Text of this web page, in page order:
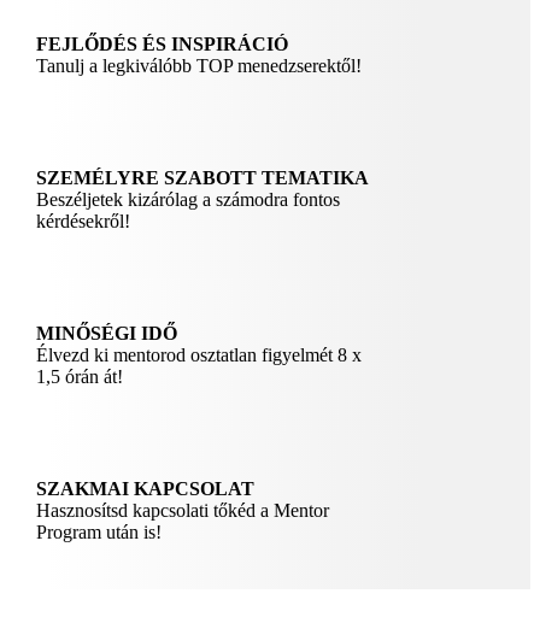
FEJLŐDÉS ÉS INSPIRÁCIÓ
Tanulj a legkiválóbb TOP menedzserektől!
SZEMÉLYRE SZABOTT TEMATIKA
Beszéljetek kizárólag a számodra fontos
kérdésekről!
MINŐSÉGI IDŐ
Élvezd ki mentorod osztatlan figyelmét 8 x
1,5 órán át!
SZAKMAI KAPCSOLAT
Hasznosítsd kapcsolati tőkéd a Mentor
Program után is!